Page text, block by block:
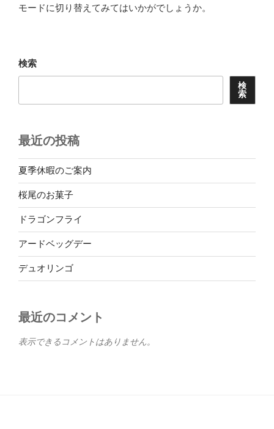
モードに切り替えてみてはいかがでしょうか。
検索
検
索
最近の投稿
夏季休暇のご案内
桜尾のお菓子
ドラゴンフライ
アードベッグデー
デュオリンゴ
最近のコメント
表示できるコメントはありません。